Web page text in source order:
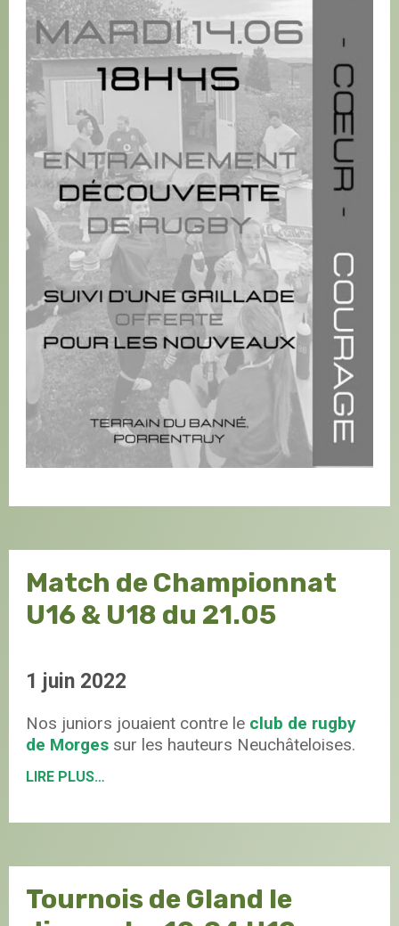
Match de Championnat
U16 & U18 du 21.05
1 juin 2022
Nos juniors jouaient contre le club de rugby
de Morges sur les hauteurs Neuchâteloises.
LIRE PLUS…
Tournois de Gland le